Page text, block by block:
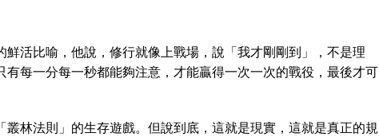
鮮活比喻，他說，修行就像上戰場，說「我才剛剛到」，不是理
有每一分每一秒都能夠注意，才能贏得一次一次的戰役，最後才可
叢林法則」的生存遊戲。但說到底，這就是現實，這就是真正的規